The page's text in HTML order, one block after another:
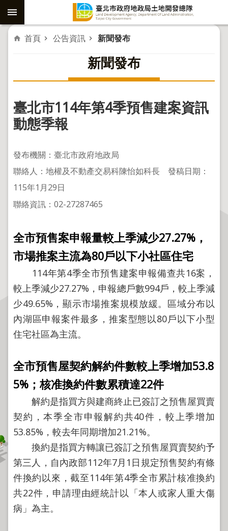
跳到主要內容區塊
進
社
子
劃
共
逕
為
割
圖
籍
成
果
應
檔
用
資
訊
公
開
首頁 公告資訊 新聞發布
新聞發布
臺北市114年第4季預售建案資訊
動態季報
發布機關：臺北市政府地政局
聯絡人：地權及不動產交易科陳怡如科長 發稿日期：
115年1月29日
聯絡資訊：02-27287465
全市預售案申報量較上季減少27.27% ，
市場推案主流為80戶以下小社區住宅
114年第4季全市預售建案申報備查共16案，
較上季減少27.27%，申報總戶數994戶，較上季減
少49.65%，顯示市場推案規模放緩。區域分布以
內湖區申報案件最多，推案型態以80戶以下小型
住宅社區為主流。
全市預售屋契約解約件數較上季增加53.8
5% ；核准換約件數累積達22件
解約是指買方與建商終止已簽訂之預售屋買賣
契約，本季全市申報解約共40件，較上季增加
53.85%，較去年同期增加21.21%。
換約是指買方轉讓已簽訂之預售屋買賣契約予
第三人，自內政部112年7月1日規定預售契約有條
件換約以來，截至114年第4季全市累計核准換約
共22件，申請理由經統計以「本人或家人重大傷
病」為主。